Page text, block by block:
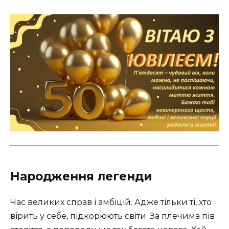
Народження легенди
Час великих справ і амбіцій. Адже тільки ті, хто
вірить у себе, підкорюють світи. За плечима пів